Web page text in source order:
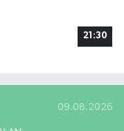
21:30
09.08.2026